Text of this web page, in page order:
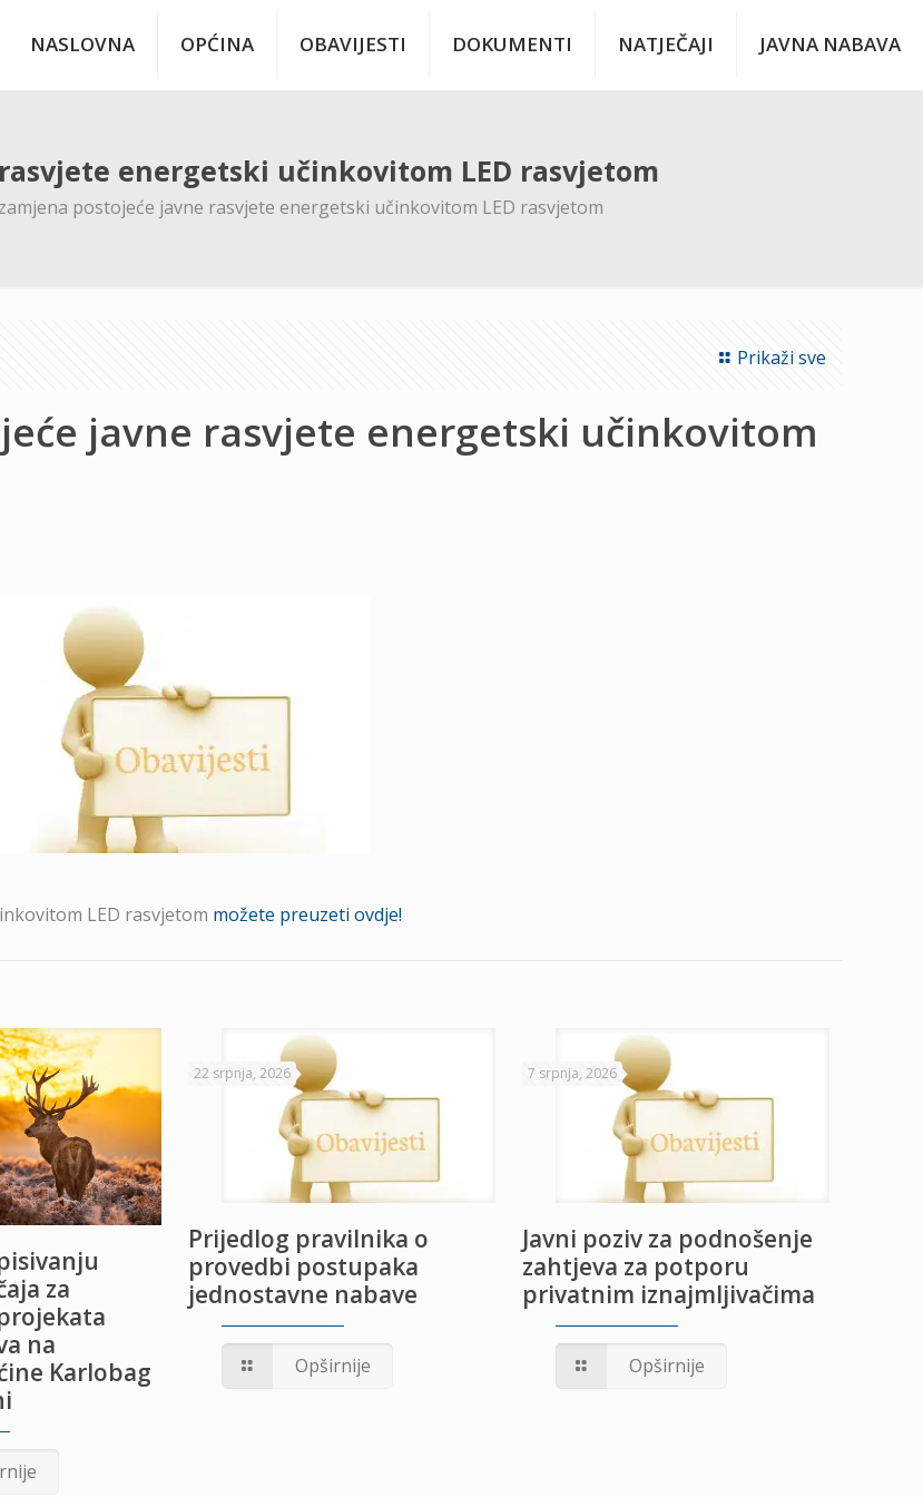
NASLOVNA OPĆINA OBAVIJESTI DOKUMENTI NATJEČAJI JAVNA NABAVA
energetski učinkovitom LED rasvjetom
postojeće javne rasvjete energetski učinkovitom LED rasvjetom
Prikaži sve
javne rasvjete energetski učinkovitom
LED rasvjetom možete preuzeti ovdje!
za
na
Karlobag
22 srpnja, 2026
Prijedlog pravilnika o
provedbi postupaka
jednostavne nabave
Opširnije
7 srpnja, 2026
Javni poziv za podnošenje
zahtjeva za potporu
privatnim iznajmljivačima
Opširnije